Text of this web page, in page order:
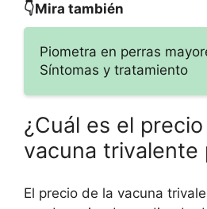
👇Mira también
Piometra en perras
Síntomas y tratamiento
¿Cuál es el
vacuna trivalente
El precio de la vacuna